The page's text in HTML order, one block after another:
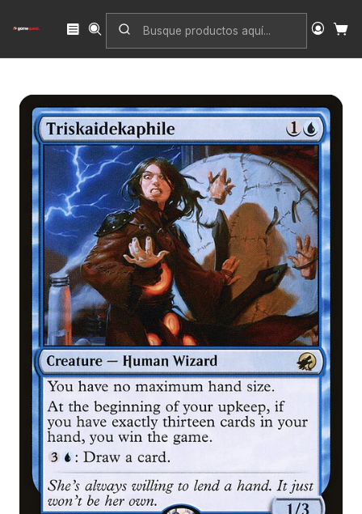
Inicio Singles
Innistrad: Midnight Hunt
Triskaidekaphile (foil) | Inglés | EX | MID